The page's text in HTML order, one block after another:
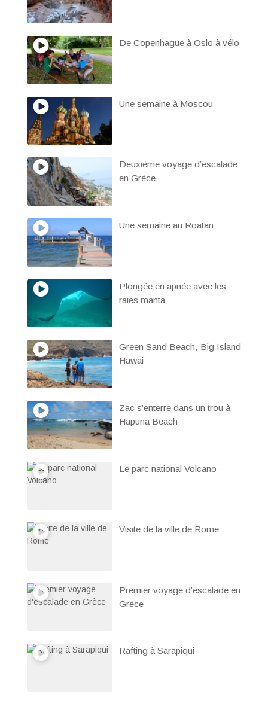
De Copenhague à Oslo à vélo
Une semaine à Moscou
Deuxième voyage d’escalade
en Grèce
Une semaine au Roatan
Plongée en apnée avec les
raies manta
Green Sand Beach, Big Island
Hawai
Zac s’enterre dans un trou à
Hapuna Beach
Le parc national Volcano
Visite de la ville de Rome
Premier voyage d’escalade en
Grèce
Rafting à Sarapiqui